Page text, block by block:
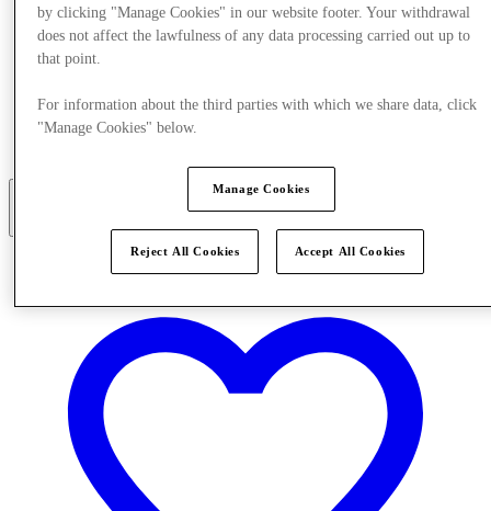
Jesti i Piti
by clicking "Manage Cookies" in our website footer. Your withdrawal
does not affect the lawfulness of any data processing carried out up to
that point.
For information about the third parties with which we share data, click
"Manage Cookies" below.
Manage Cookies
Reject All Cookies Accept All Cookies